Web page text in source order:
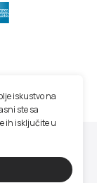
u cenu. Studio
slika, trenutnoj
iskustvo na
ste sa
ih isključite u